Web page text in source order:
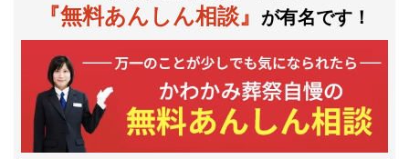
『無料あんしん相談』 が有名です！